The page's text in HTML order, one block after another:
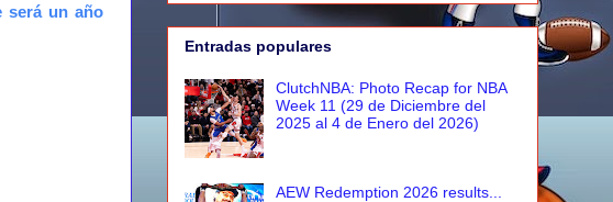
será un año
Entradas populares
ClutchNBA: Photo Recap for NBA
Week 11 (29 de Diciembre del
2025 al 4 de Enero del 2026)
AEW Redemption 2026 results...